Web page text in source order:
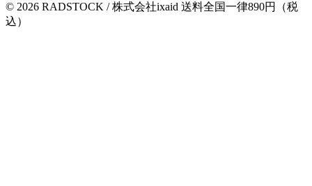
© 2026 RADSTOCK / 株式会社ixaid 送料全国一律890円（税
込）